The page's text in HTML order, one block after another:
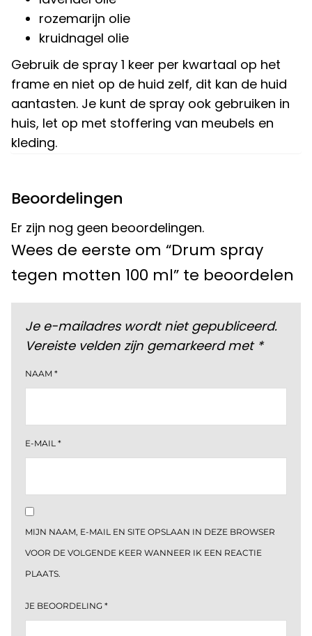
rozemarijn olie
kruidnagel olie
Gebruik de spray 1 keer per kwartaal op het
frame en niet op de huid zelf, dit kan de huid
aantasten. Je kunt de spray ook gebruiken in
huis, let op met stoffering van meubels en
kleding.
Beoordelingen
Er zijn nog geen beoordelingen.
Wees de eerste om “Drum spray
tegen motten 100 ml” te beoordelen
Je e-mailadres wordt niet gepubliceerd.
Vereiste velden zijn gemarkeerd met *
NAAM *
E-MAIL *
MIJN NAAM, E-MAIL EN SITE OPSLAAN IN DEZE BROWSER
VOOR DE VOLGENDE KEER WANNEER IK EEN REACTIE
PLAATS.
JE BEOORDELING *